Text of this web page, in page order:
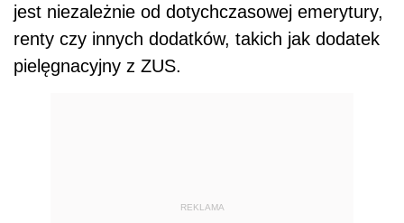
jest niezależnie od dotychczasowej emerytury,
renty czy innych dodatków, takich jak dodatek
pielęgnacyjny z ZUS.
REKLAMA